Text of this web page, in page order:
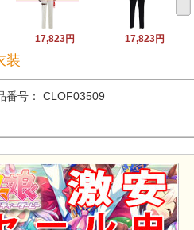
17,823円 17,823円
装
番号： CLOF03509